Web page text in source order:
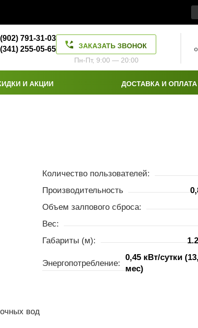
791-31-03
255-05-65
ЗАКАЗАТЬ ЗВОНОК
Пн-Пт, 9:00 — 20:00
И АКЦИИ ДОСТАВКА И ОПЛАТА
Количество пользователей:
Производительность
Объем залпового сброса:
Вес:
Габариты (м):
Энергопотребление:
0,45 кВт/сутки
мес)
вод